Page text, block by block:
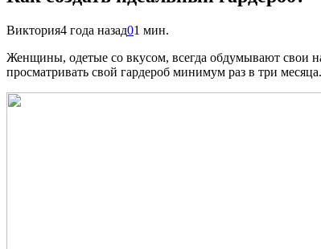
Виктория4 года назад01 мин.
Женщины, одетые со вкусом, всегда обдумывают свои
просматривать свой гардероб минимум раз в три